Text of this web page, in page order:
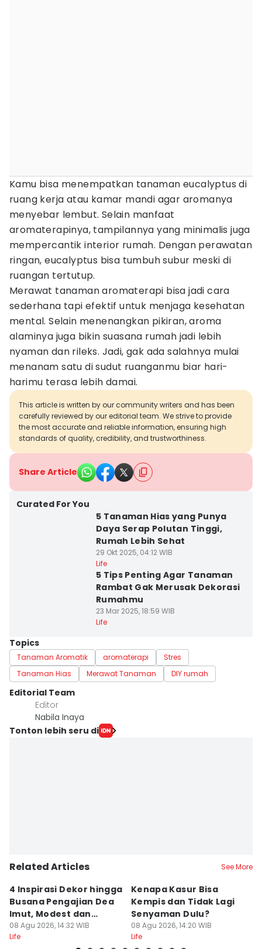
Kamu bisa menempatkan tanaman eucalyptus di
ruang kerja atau kamar mandi agar aromanya
menyebar lembut. Selain manfaat
aromaterapinya, tampilannya yang minimalis juga
mempercantik interior rumah. Dengan perawatan
ringan, eucalyptus bisa tumbuh subur meski di
ruangan tertutup.
Merawat tanaman aromaterapi bisa jadi cara
sederhana tapi efektif untuk menjaga kesehatan
mental. Selain menenangkan pikiran, aroma
alaminya juga bikin suasana rumah jadi lebih
nyaman dan rileks. Jadi, gak ada salahnya mulai
menanam satu di sudut ruanganmu biar hari-
harimu terasa lebih damai.
This article is written by our community writers and has been
carefully reviewed by our editorial team. We strive to provide
the most accurate and reliable information, ensuring high
standards of quality, credibility, and trustworthiness.
Share Article
Curated For You
5 Tanaman Hias yang Punya
Daya Serap Polutan Tinggi,
Rumah Lebih Sehat
29 Okt 2025, 04:12 WIB
Life
5 Tips Penting Agar Tanaman
Rambat Gak Merusak Dekorasi
Rumahmu
23 Mar 2025, 18:59 WIB
Life
Topics
Tanaman Aromatik aromaterapi
Stres
Tanaman Hias
Merawat Tanaman DIY rumah
Editorial Team
Editor
Nabila Inaya
Tonton lebih seru di
Related Articles See More
4 Inspirasi Dekor hingga
Busana Pengajian Dea
Imut, Modest dan
Anggun!
08 Agu 2026, 14:32 WIB
Life
Kenapa Kasur Bisa
Kempis dan Tidak Lagi
Senyaman Dulu?
08 Agu 2026, 14:20 WIB
Life